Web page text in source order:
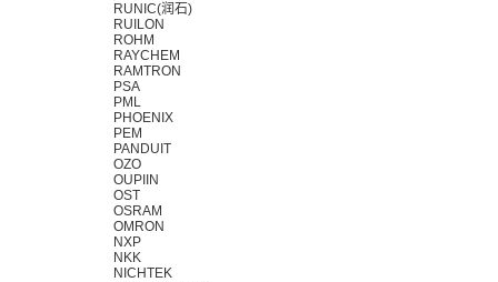
RUNIC(润石)
RUILON
ROHM
RAYCHEM
RAMTRON
PSA
PML
PHOENIX
PEM
PANDUIT
OZO
OUPIIN
OST
OSRAM
OMRON
NXP
NKK
NICHTEK